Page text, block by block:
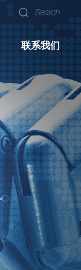
Search
联系我们